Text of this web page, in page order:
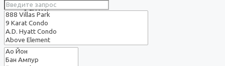
Услуги
О нас